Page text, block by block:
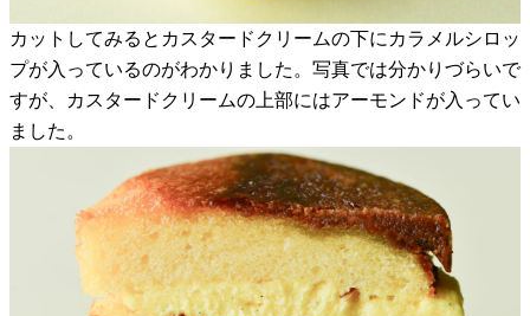
カットしてみるとカスタードクリームの下にカラメルシロッ
プが入っているのがわかりました。写真では分かりづらいで
すが、カスタードクリームの上部にはアーモンドが入ってい
ました。